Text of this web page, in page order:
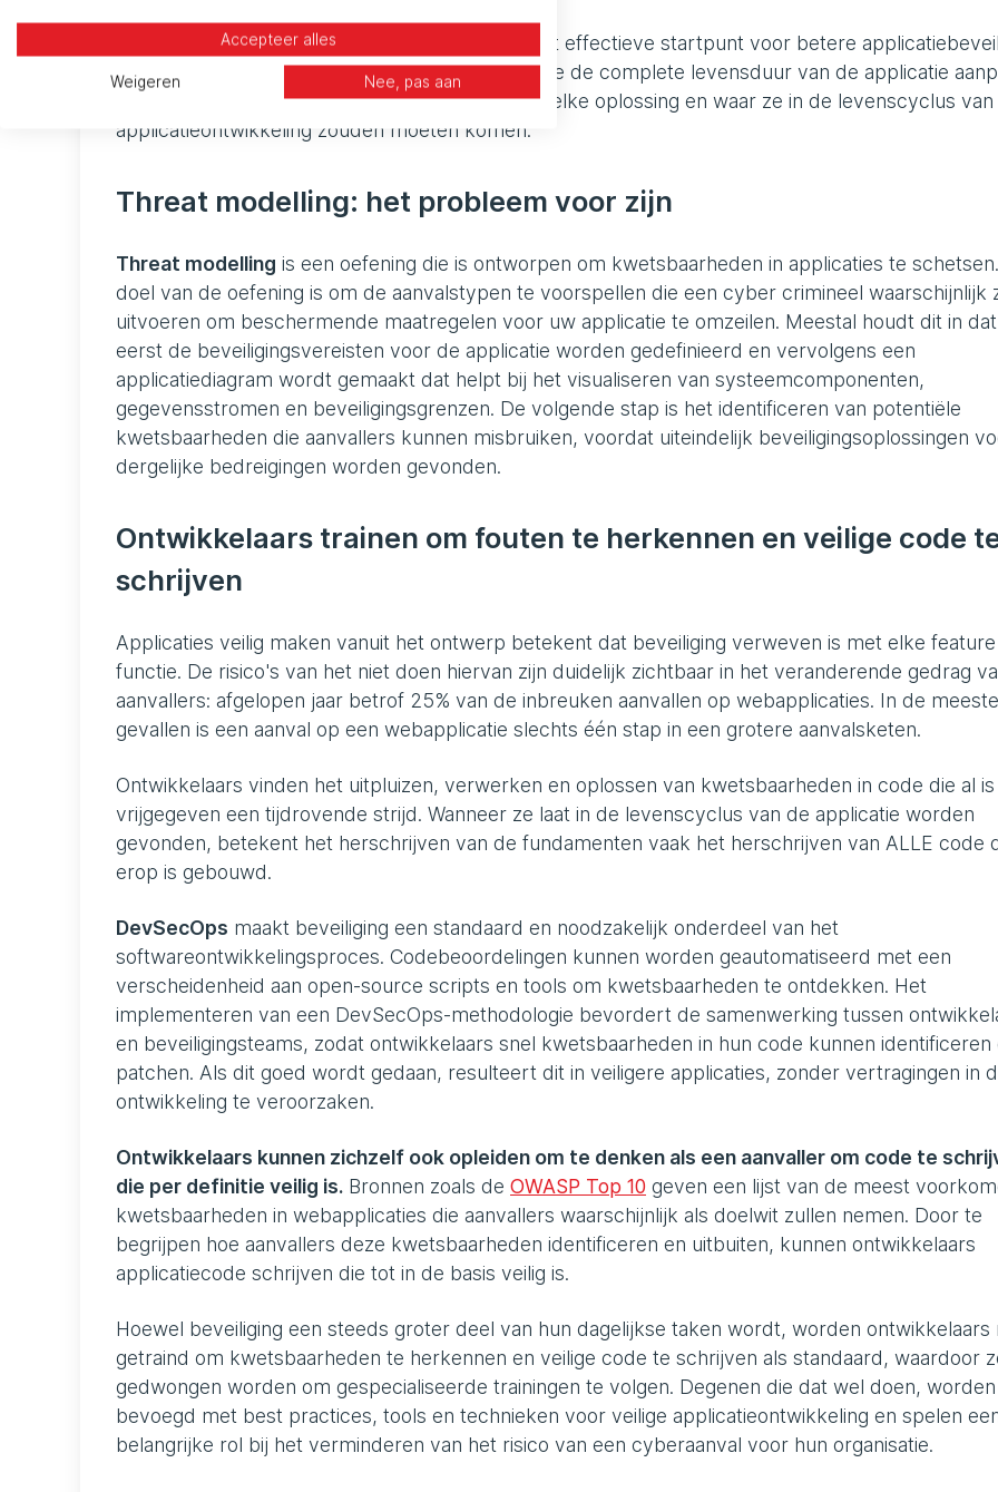
Deze lijst is niet uitputtend, maar het is het meest effectieve startpunt voor betere
omdat het potentiële kwetsbaarheden gedurende de complete levensduur van de applicatie
Met dat in gedachten, laten we eens kijken naar elke oplossing en waar ze in de levenscyclus van
applicatieontwikkeling zouden moeten komen.
Threat modelling: het probleem voor zijn
Threat modelling is een oefening die is ontworpen om kwetsbaarheden in applicaties te
doel van de oefening is om de aanvalstypen te voorspellen die een cyber crimineel waarschijnlijk
uitvoeren om beschermende maatregelen voor uw applicatie te omzeilen. Meestal houdt dit in dat
eerst de beveiligingsvereisten voor de applicatie worden gedefinieerd en vervolgens een
applicatiediagram wordt gemaakt dat helpt bij het visualiseren van systeemcomponenten,
gegevensstromen en beveiligingsgrenzen. De volgende stap is het identificeren van potentiële
kwetsbaarheden die aanvallers kunnen misbruiken, voordat uiteindelijk beveiligingsoplossingen
dergelijke bedreigingen worden gevonden.
Ontwikkelaars trainen om fouten te herkennen en veilige code
schrijven
Applicaties veilig maken vanuit het ontwerp betekent dat beveiliging verweven is met elke
functie. De risico's van het niet doen hiervan zijn duidelijk zichtbaar in het veranderende gedrag
aanvallers: afgelopen jaar betrof 25% van de inbreuken aanvallen op webapplicaties. In de meeste
gevallen is een aanval op een webapplicatie slechts één stap in een grotere aanvalsketen.
Ontwikkelaars vinden het uitpluizen, verwerken en oplossen van kwetsbaarheden in code die al is
vrijgegeven een tijdrovende strijd. Wanneer ze laat in de levenscyclus van de applicatie worden
gevonden, betekent het herschrijven van de fundamenten vaak het herschrijven van ALLE code
erop is gebouwd.
DevSecOps maakt beveiliging een standaard en noodzakelijk onderdeel van het
softwareontwikkelingsproces. Codebeoordelingen kunnen worden geautomatiseerd met een
verscheidenheid aan open-source scripts en tools om kwetsbaarheden te ontdekken. Het
implementeren van een DevSecOps-methodologie bevordert de samenwerking tussen
en beveiligingsteams, zodat ontwikkelaars snel kwetsbaarheden in hun code kunnen identificeren
patchen. Als dit goed wordt gedaan, resulteert dit in veiligere applicaties, zonder vertragingen in
ontwikkeling te veroorzaken.
Ontwikkelaars kunnen zichzelf ook opleiden om te denken als een aanvaller om code te
die per definitie veilig is. Bronnen zoals de OWASP Top 10 geven een lijst van de meest
kwetsbaarheden in webapplicaties die aanvallers waarschijnlijk als doelwit zullen nemen. Door te
begrijpen hoe aanvallers deze kwetsbaarheden identificeren en uitbuiten, kunnen ontwikkelaars
applicatiecode schrijven die tot in de basis veilig is.
Hoewel beveiliging een steeds groter deel van hun dagelijkse taken wordt, worden ontwikkelaars
getraind om kwetsbaarheden te herkennen en veilige code te schrijven als standaard, waardoor
gedwongen worden om gespecialiseerde trainingen te volgen. Degenen die dat wel doen, worden
bevoegd met best practices, tools en technieken voor veilige applicatieontwikkeling en spelen
belangrijke rol bij het verminderen van het risico van een cyberaanval voor hun organisatie.
Accepteer alles
Weigeren Nee, pas aan